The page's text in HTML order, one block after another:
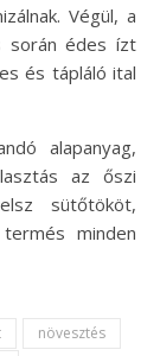
Végül, a
során édes ízt
és tápláló ital
alapanyag,
az őszi
sütőtököt,
minden
növesztés